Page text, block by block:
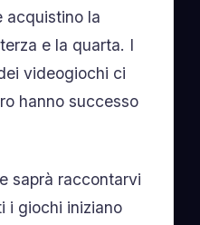
acquistino la
e la quarta. I
videogiochi ci
hanno successo
saprà raccontarvi
i giochi iniziano